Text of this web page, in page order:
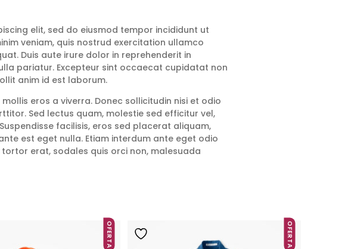
elit, sed do eiusmod tempor incididunt ut
veniam, quis nostrud exercitation ullamco
Duis aute irure dolor in reprehenderit in
pariatur. Excepteur sint occaecat cupidatat non
anim id est laborum.
eros a viverra. Donec sollicitudin nisi et odio
Sed lectus quam, molestie sed efficitur vel,
facilisis, eros sed placerat aliquam,
est eget nulla. Etiam interdum ante eget odio
erat, sodales quis orci non, malesuada
OFERTA OFERTA